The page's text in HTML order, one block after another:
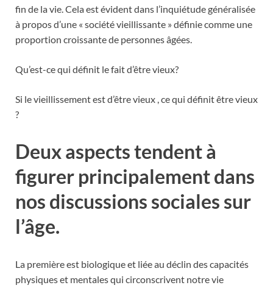
fin de la vie. Cela est évident dans l’inquiétude généralisée
à propos d’une « société vieillissante » définie comme une
proportion croissante de personnes âgées.
Qu’est-ce qui définit le fait d’être vieux?
Si le vieillissement est d’être vieux , ce qui définit être vieux
?
Deux aspects tendent à
figurer principalement dans
nos discussions sociales sur
l’âge.
La première est biologique et liée au déclin des capacités
physiques et mentales qui circonscrivent notre vie